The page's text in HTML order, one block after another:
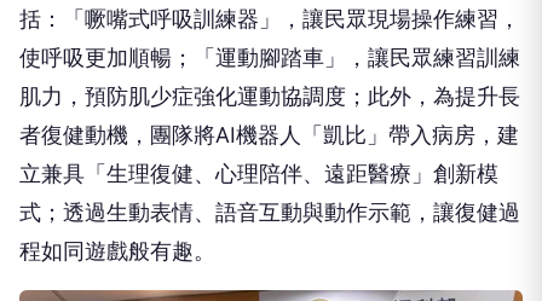
括：「噘嘴式呼吸訓練器」，讓民眾現場操作練習，
使呼吸更加順暢；「運動腳踏車」，讓民眾練習訓練
肌力，預防肌少症強化運動協調度；此外，為提升長
者復健動機，團隊將AI機器人「凱比」帶入病房，建
立兼具「生理復健、心理陪伴、遠距醫療」創新模
式；透過生動表情、語音互動與動作示範，讓復健過
程如同遊戲般有趣。